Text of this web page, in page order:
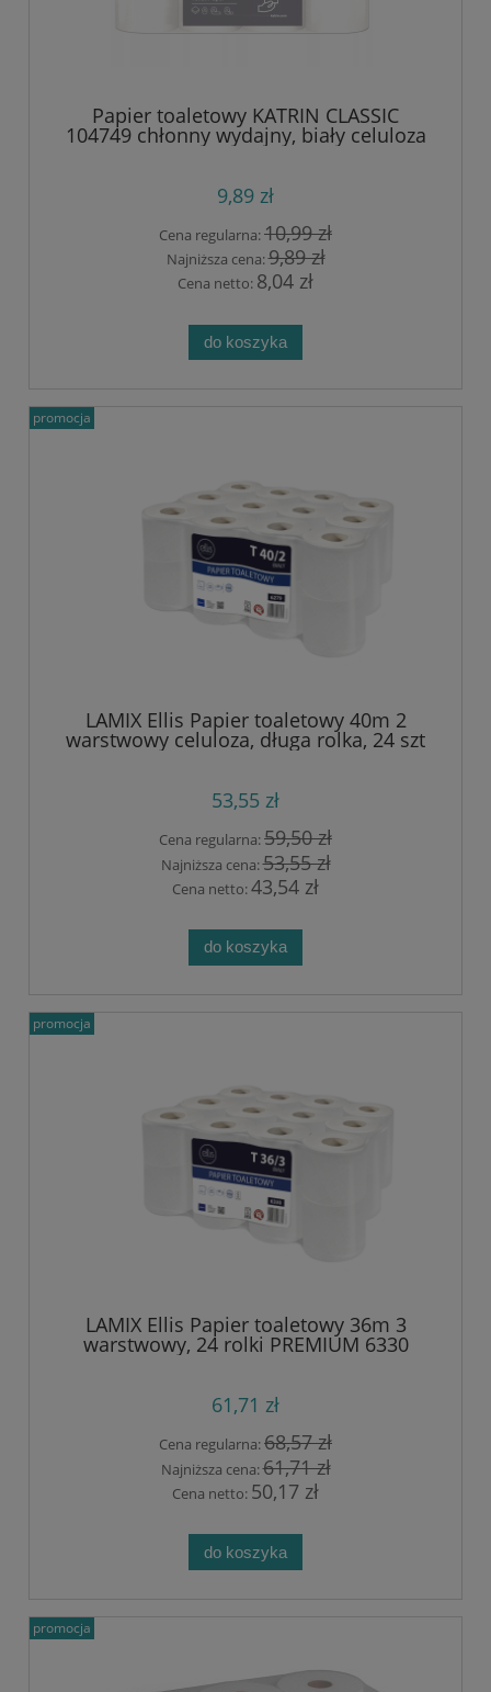
Papier toaletowy KATRIN CLASSIC
104749 chłonny wydajny, biały celuloza
23m 8 rolek
9,89 zł
Cena regularna:10,99 zł
Najniższa cena:9,89 zł
Cena netto: 8,04 zł
do koszyka
LAMIX Ellis Papier toaletowy 40m 2
warstwowy celuloza, długa rolka, 24 szt
53,55 zł
Cena regularna:59,50 zł
Najniższa cena:53,55 zł
Cena netto:43,54 zł
do koszyka
promocja
LAMIX Ellis Papier toaletowy 36m 3
warstwowy, 24 rolki PREMIUM 6330
61,71 zł
Cena regularna:68,57 zł
Najniższa cena:61,71 zł
Cena netto: 50,17 zł
do koszyka
promocja
promocja